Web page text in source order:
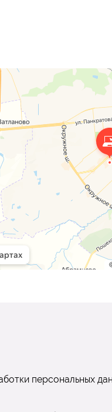
персональных